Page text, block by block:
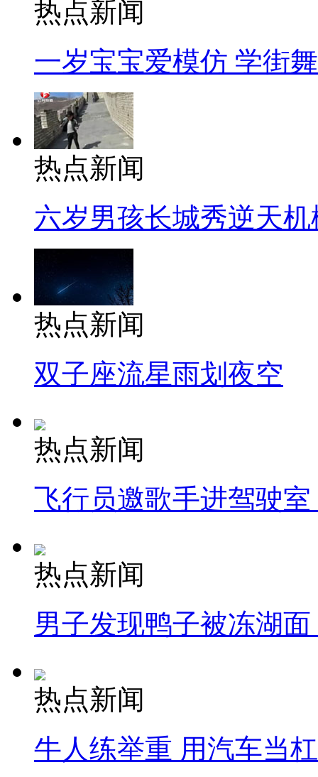
热点新闻
一岁宝宝爱模仿 学街
热点新闻
六岁男孩长城秀逆天机
热点新闻
双子座流星雨划夜空
热点新闻
飞行员邀歌手进驾驶
热点新闻
男子发现鸭子被冻湖
热点新闻
牛人练举重 用汽车当